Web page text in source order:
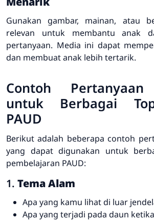
Gunakan gambar, mainan, atau
relevan untuk membantu anak
pertanyaan. Media ini dapat
dan membuat anak lebih tertarik.
Contoh Pertanyaan
untuk Berbagai
PAUD
Berikut adalah beberapa contoh
yang dapat digunakan untuk
pembelajaran PAUD:
1. Tema Alam
Apa yang kamu lihat di luar
Apa yang terjadi pada daun